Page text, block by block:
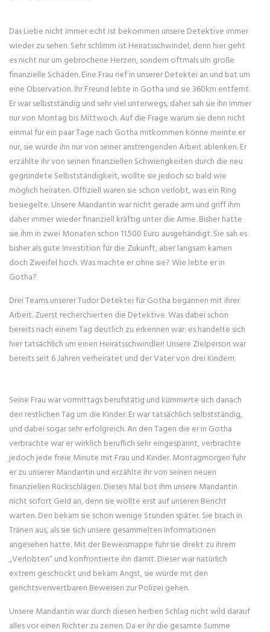
Das Liebe nicht immer echt ist bekommen unsere Detektive immer
wieder zu sehen. Sehr schlimm ist Heiratsschwindel, denn hier geht
es nicht nur um gebrochene Herzen, sondern oftmals um große
finanzielle Schäden. Eine Frau rief in unserer Detektei an und bat um
eine Observation. Ihr Freund lebte in Gotha und sie 360km entfernt.
Er war selbstständig und sehr viel unterwegs, daher sah sie ihn immer
nur von Montag bis Mittwoch. Auf die Frage warum sie denn nicht
einmal für ein paar Tage nach Gotha mitkommen könne meinte er
nur, sie würde ihn nur von seiner anstrengenden Arbeit ablenken. Er
erzählte ihr von seinen finanziellen Schwierigkeiten durch die neu
gegründete Selbstständigkeit, wollte sie jedoch so bald wie
möglich heiraten. Offiziell waren sie schon verlobt, was ein Ring
besiegelte. Unsere Mandantin war nicht gerade arm und griff ihm
daher immer wieder finanziell kräftig unter die Arme. Bisher hatte
sie ihm in zwei Monaten schon 11.500 Euro ausgehändigt. Sie sah es
bisher als gute Investition für die Zukunft, aber langsam kamen
doch Zweifel hoch. Was machte er ohne sie? Wie lebte er in
Gotha?
Drei Teams unserer Tudor Detektei für Gotha begannen mit ihrer
Arbeit. Zuerst recherchierten die Detektive. Was dabei schon
bereits nach einem Tag deutlich zu erkennen war: es handelte sich
hier tatsächlich um einen Heiratsschwindler! Unsere Zielperson war
bereits seit 6 Jahren verheiratet und der Vater von drei Kindern.
Seine Frau war vormittags berufstätig und kümmerte sich danach
den restlichen Tag um die Kinder. Er war tatsächlich selbstständig,
und dabei sogar sehr erfolgreich. An den Tagen die er in Gotha
verbrachte war er wirklich beruflich sehr eingespannt, verbrachte
jedoch jede freie Minute mit Frau und Kinder. Montagmorgen fuhr
er zu unserer Mandantin und erzählte ihr von seinen neuen
finanziellen Rückschlägen. Dieses Mal bot ihm unsere Mandantin
nicht sofort Geld an, denn sie wollte erst auf unseren Bericht
warten. Den bekam sie schon wenige Stunden später. Sie brach in
Tränen aus, als sie sich unsere gesammelten Informationen
angesehen hatte. Mit der Beweismappe fuhr sie direkt zu ihrem
„Verlobten“ und konfrontierte ihn damit. Dieser war natürlich
extrem geschockt und bekam Angst, sie würde mit den
gerichtsverwertbaren Beweisen zur Polizei gehen.
Unsere Mandantin war durch diesen herben Schlag nicht wild darauf
alles vor einen Richter zu zerren. Da er ihr die gesamte Summe